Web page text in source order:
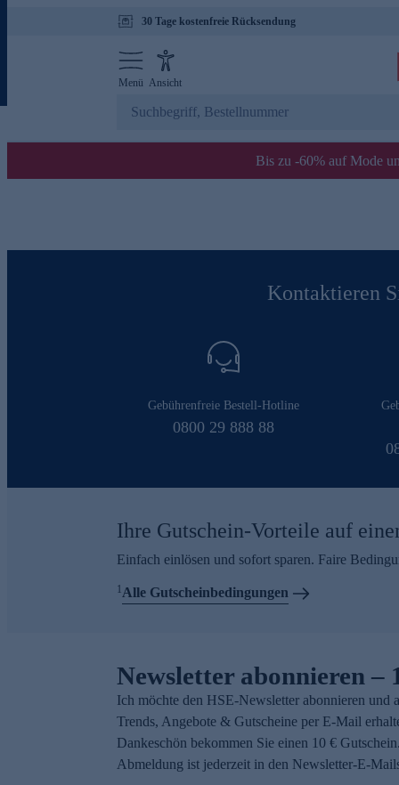
30 Tage kostenfreie Rücksendung
Menü Ansicht
Bis zu -60% auf Mode
Kontaktieren
Gebührenfreie Bestell-Hotline
0800 29 888 88
Ihre Gutschein-Vorteile auf
Einfach einlösen und sofort sparen. Faire
1Alle Gutscheinbedingungen
Newsletter abonnieren –
Ich möchte den HSE-Newsletter abonnieren und
Trends, Angebote & Gutscheine per E-Mail
Dankeschön bekommen Sie einen 10 €
Abmeldung ist jederzeit in den Newsletter-E-